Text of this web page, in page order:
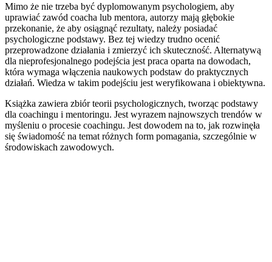
Mimo że nie trzeba być dyplomowanym psychologiem, aby
uprawiać zawód coacha lub mentora, autorzy mają głębokie
przekonanie, że aby osiągnąć rezultaty, należy posiadać
psychologiczne podstawy. Bez tej wiedzy trudno ocenić
przeprowadzone działania i zmierzyć ich skuteczność. Alternatywą
dla nieprofesjonalnego podejścia jest praca oparta na dowodach,
która wymaga włączenia naukowych podstaw do praktycznych
działań. Wiedza w takim podejściu jest weryfikowana i obiektywna.
Książka zawiera zbiór teorii psychologicznych, tworząc podstawy
dla coachingu i mentoringu. Jest wyrazem najnowszych trendów w
myśleniu o procesie coachingu. Jest dowodem na to, jak rozwinęła
się świadomość na temat różnych form pomagania, szczególnie w
środowiskach zawodowych.